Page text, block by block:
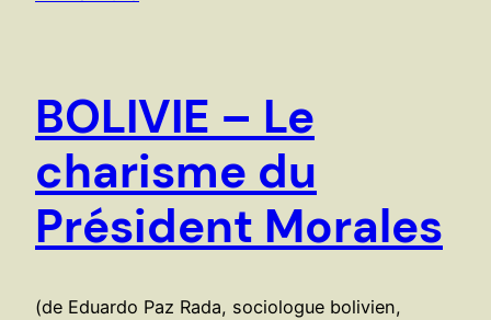
BOLIVIE – Le
charisme du
Président Morales
(de Eduardo Paz Rada, sociologue bolivien,